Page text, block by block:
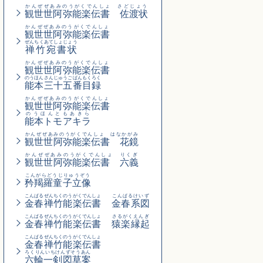
観世世阿弥能楽伝書 佐渡状
かんぜぜあみのうがくでんしょ さどじょう
観世世阿弥能楽伝書
かんぜぜあみのうがくでんしょ
禅竹宛書状
ぜんちくあてしょじょう
観世世阿弥能楽伝書
かんぜぜあみのうがくでんしょ
能本三十五番目録
のうほんさんじゅうごばんもくろく
観世世阿弥能楽伝書
かんぜぜあみのうがくでんしょ
能本トモアキラ
のうほんともあきら
観世世阿弥能楽伝書 花鏡
かんぜぜあみのうがくでんしょ はなかがみ
観世世阿弥能楽伝書 六義
かんぜぜあみのうがくでんしょ りくぎ
矜羯羅童子立像
こんがらどうじりゅうぞう
金春禅竹能楽伝書
こんぱるぜんちくのうがくでんしょ
金春系図
こんぱるけいず
金春禅竹能楽伝書
こんぱるぜんちくのうがくでんしょ
猿楽縁起
さるがくえんぎ
金春禅竹能楽伝書
こんぱるぜんちくのうがくでんしょ
六輪一剣図草案
ろくりんいちけんずそうあん